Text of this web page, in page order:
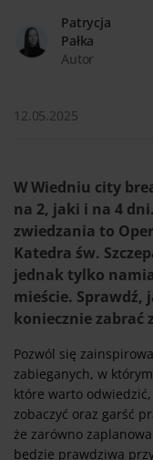
Patrycja
Pałka
Autor
12.05.2025
W Wiedniu city
na 2, jaki i na 4
zwiedzania to
Katedra św.
jednak tylko
mieście. Sprawdź,
koniecznie zabrać
Pozwól się
zabieganych, w
które warto
zobaczyć oraz garść
że zarówno
będzie prawdziwą